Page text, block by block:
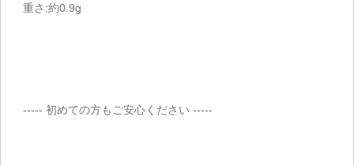
重さ:約0.9g
----- 初めての方もご安心ください -----